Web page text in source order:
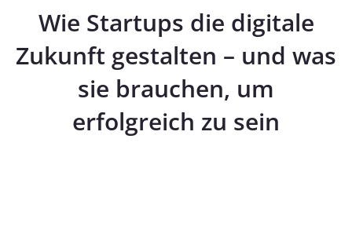
Wie Startups die digitale
Zukunft gestalten – und was
sie brauchen, um
erfolgreich zu sein